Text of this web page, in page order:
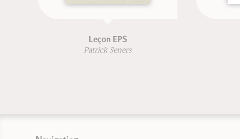
Leçon EPS
Patrick Seners